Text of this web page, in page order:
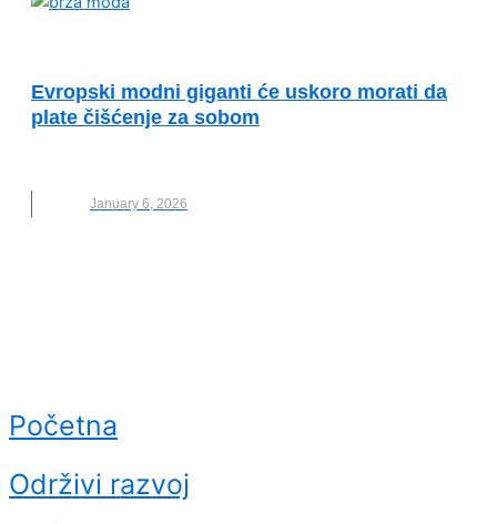
Evropski modni giganti će uskoro morati da
plate čišćenje za sobom
January 6, 2026
Početna
Održivi razvoj